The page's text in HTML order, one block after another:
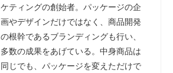
ケティングの創始者。パッケージの企
画やデザインだけではなく、商品開発
の根幹であるブランディングも行い、
多数の成果をあげている。中身商品は
同じでも、パッケージを変えただけで